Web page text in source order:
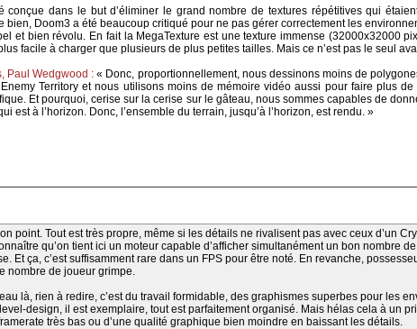
conçue dans le but d’éliminer le grand nombre de textures répétitives qui
bien, Doom3 a été beaucoup critiqué pour ne pas gérer correctement les
et bien révolu. En fait la MegaTexture est une texture immense (32000x32000
facile à charger que plusieurs de plus petites tailles. Mais ce n’est pas le seul
Paul Wedgwood : « Donc, proportionnellement, nous dessinons moins de
Territory et nous utilisons moins de mémoire vidéo aussi pour faire plus
Et pourquoi, cerise sur la cerise sur le gâteau, nous sommes capables de
est à l’horizon. Donc, l’ensemble du terrain, jusqu’à l’horizon, est rendu. »
point. Tout est très propre, même si les détails ne rivalisent pas avec ceux d’un
qu’on tient ici un moteur capable d’afficher simultanément un bon nombre
Et ça, c’est suffisamment rare dans un FPS pour être noté. En revanche,
nombre de joueur grimpe.
là, rien à redire, c’est du travail formidable, des graphismes superbes pour les
design, il est exemplaire, tout est parfaitement organisé. Mais hélas cela à un
très bas ou d’une qualité graphique bien moindre en baissant les détails.